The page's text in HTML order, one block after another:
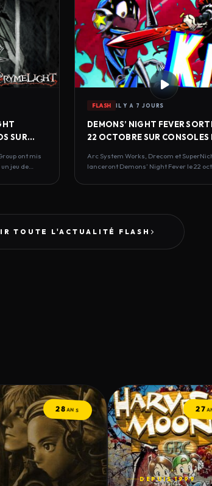
SUR
ont mis
jeu de…
FLASH IL Y A 7 JOURS
DEMONS’ NIGHT FEVER
22 OCTOBRE SUR CONSOLES
Arc System Works, Drecom et
lanceront Demons’ Night Fever le 22
TOUTE L'ACTUALITÉ FLASH
28ANS 27
DEPUIS 1999